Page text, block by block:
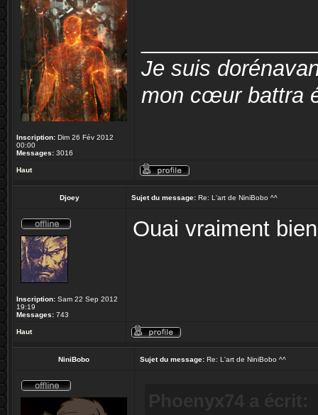
Inscription: Dim 26 Fév 2012
00:00
Messages: 3016
Je suis
mon cœur battra
Haut
Djoey Sujet du message: Re: L'art de NiniBobo ^^
Inscription: Sam 22 Sep 2012
19:19
Messages: 743
Ouai vraiment bien
Haut
NiniBobo Sujet du message: Re: L'art de NiniBobo ^^